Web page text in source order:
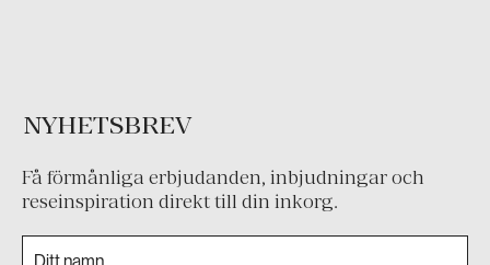
NYHETSBREV
Få förmånliga erbjudanden, inbjudningar och
reseinspiration direkt till din inkorg.